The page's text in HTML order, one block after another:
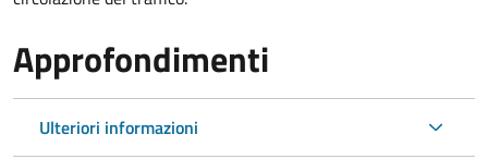
Approfondimenti
Ulteriori informazioni